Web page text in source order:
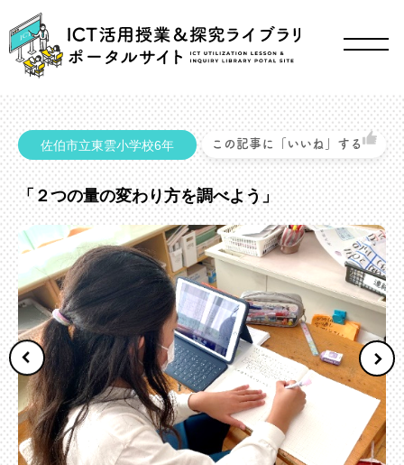
佐伯市立東雲小学校6年 この記事に「いいね」する
「２つの量の変わり方を調べよう」